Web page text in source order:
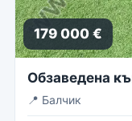
179 000 €
Обзаведена
📍 Балчик